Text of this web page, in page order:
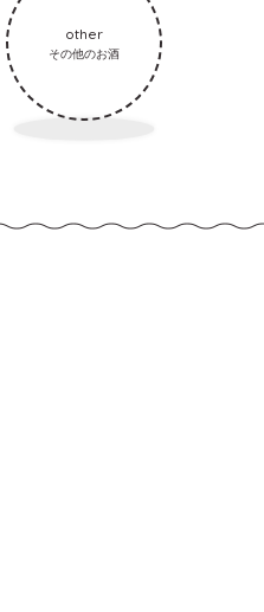
other
その他のお酒